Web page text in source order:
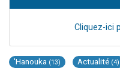
Cliquez-ici
'Hanouka (13) Actualité (4)